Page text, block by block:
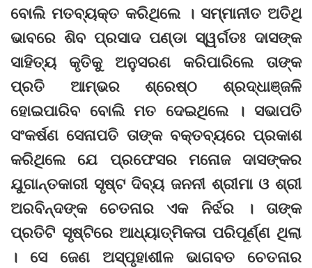
ବୋଲି ମତବ୍ୟକ୍ତ କରିଥିଲେ । ସମ୍ମାନୀତ ଅତିଥି
ଭାବରେ ଶିବ ପ୍ରସାଦ ପଣ୍ଡା ସ୍ୱର୍ଗତଃ ଦାସଙ୍କ
ସାହିତ୍ୟ କୃତିକୁ ଅନୁସରଣ କରିପାରିଲେ ତାଙ୍କ
ପ୍ରତି ଆମ୍ଭର ଶ୍ରେଷ୍ଠ ଶ୍ରଦ୍ଧାଞ୍ଜଳି
ହୋଇପାରିବ ବୋଲି ମତ ଦେଇଥିଲେ । ସଭାପତି
ସଂକର୍ଷଣ ସେନାପତି ତାଙ୍କ ବକ୍ତବ୍ୟରେ ପ୍ରକାଶ
କରିଥିଲେ ଯେ ପ୍ରଫେସର ମନୋଜ ଦାସଙ୍କର
ଯୁଗାନ୍ତକାରୀ ସୃଷ୍ଟ ଦିବ୍ୟ ଜନନୀ ଶ୍ରୀମା ଓ ଶ୍ରୀ
ଅରବିନ୍ଦଙ୍କ ଚେତନାର ଏକ ନିର୍ଝର । ତାଙ୍କ
ପ୍ରତିଟି ସୃଷ୍ଟିରେ ଆଧ୍ୟାତ୍ମିକତା ପରିପୂର୍ଣ୍ଣ ଥିଲା
। ସେ ଜେଣ ଅସ୍ପୃହାଶୀଳ ଭାଗବତ ଚେତନାର